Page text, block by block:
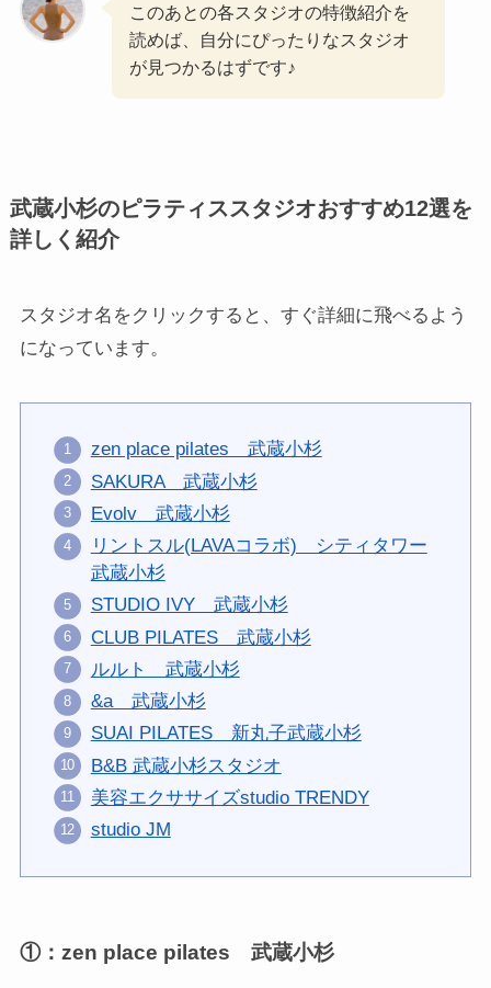
このあとの各スタジオの特徴紹介を
読めば、自分にぴったりなスタジオ
が見つかるはずです♪
武蔵小杉のピラティススタジオおすすめ12選を
詳しく紹介
スタジオ名をクリックすると、すぐ詳細に飛べるよう
になっています。
zen place pilates 武蔵小杉
SAKURA 武蔵小杉
Evolv 武蔵小杉
リントスル(LAVAコラボ) シティタワー
武蔵小杉
STUDIO IVY 武蔵小杉
CLUB PILATES 武蔵小杉
ルルト 武蔵小杉
&a 武蔵小杉
SUAI PILATES 新丸子武蔵小杉
B&B 武蔵小杉スタジオ
美容エクササイズstudio TRENDY
studio JM
①：zen place pilates 武蔵小杉